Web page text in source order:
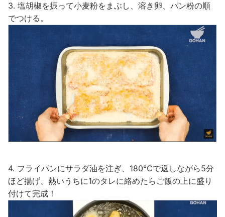
3. 塩胡椒を振って小麦粉をまぶし、溶き卵、パン粉の順
でつける。
4. フライパンにサラダ油を注ぎ、180℃で返しながら5分
ほど揚げ、熱いうちに1のタレに絡めたらご飯の上に盛り
付けて完成！